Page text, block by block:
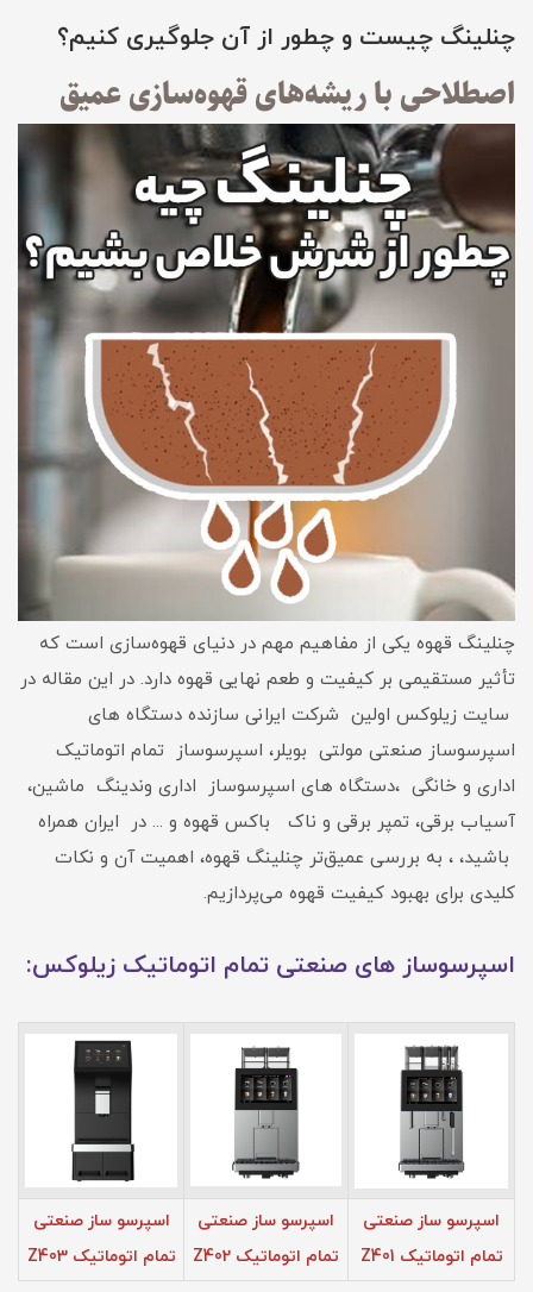
چنلینگ چیست و چطور از آن جلوگیری کنیم؟
اصطلاحی با ریشه‌های قهوه‌سازی عمیق
چنلینگ قهوه یکی از مفاهیم مهم در دنیای قهوه‌سازی است که
تأثیر مستقیمی بر کیفیت و طعم نهایی قهوه دارد. در این مقاله در
سایت زیلوکس اولین شرکت ایرانی سازنده دستگاه های
اسپرسوساز صنعتی مولتی بویلر، اسپرسوساز تمام اتوماتیک
اداری و خانگی ،دستگاه های اسپرسوساز اداری وندینگ ماشین،
آسیاب برقی، تمپر برقی و ناک باکس قهوه و ... در ایران همراه
باشید، ، به بررسی عمیق‌تر چنلینگ قهوه، اهمیت آن و نکات
کلیدی برای بهبود کیفیت قهوه می‌پردازیم.
اسپرسوساز های صنعتی تمام اتوماتیک زیلوکس:
اسپرسو ساز صنعتی
تمام اتوماتیک Z401
اسپرسو ساز صنعتی
تمام اتوماتیک Z402
اسپرسو ساز صنعتی
تمام اتوماتیک Z403